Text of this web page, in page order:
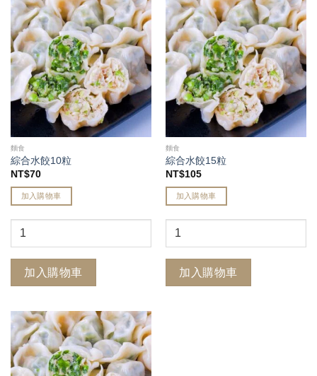
麵食
綜合水餃10粒
NT$70
加入購物車
加入購物車
麵食
綜合水餃15粒
NT$105
加入購物車
加入購物車